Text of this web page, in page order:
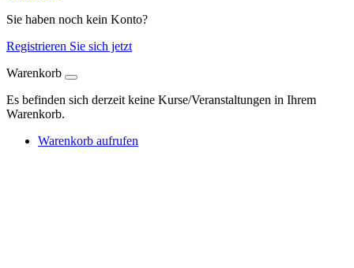
Sie haben noch kein Konto?
Registrieren Sie sich jetzt
Warenkorb
Es befinden sich derzeit keine Kurse/Veranstaltungen in Ihrem
Warenkorb.
Warenkorb aufrufen